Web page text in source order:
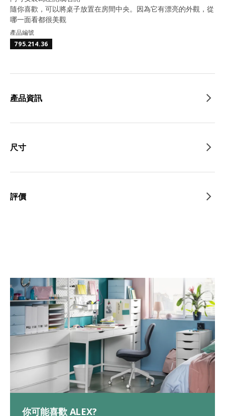
隨你喜歡，可以將桌子放置在房間中央。因為它有漂亮的外觀，從
哪一面看都很美觀
產品編號
795.214.36
產品資訊
尺寸
評價
你可能喜歡 ALEX?